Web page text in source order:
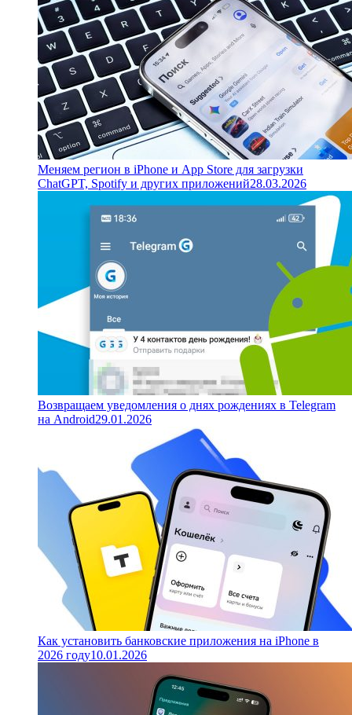
Меняем регион в iPhone и App Store для загрузки
ChatGPT, Spotify и других приложений28.03.2026
Возвращаем уведомления о днях рождениях в Telegram
на Android29.01.2026
Как установить банковские приложения на iPhone в
2026 году10.01.2026